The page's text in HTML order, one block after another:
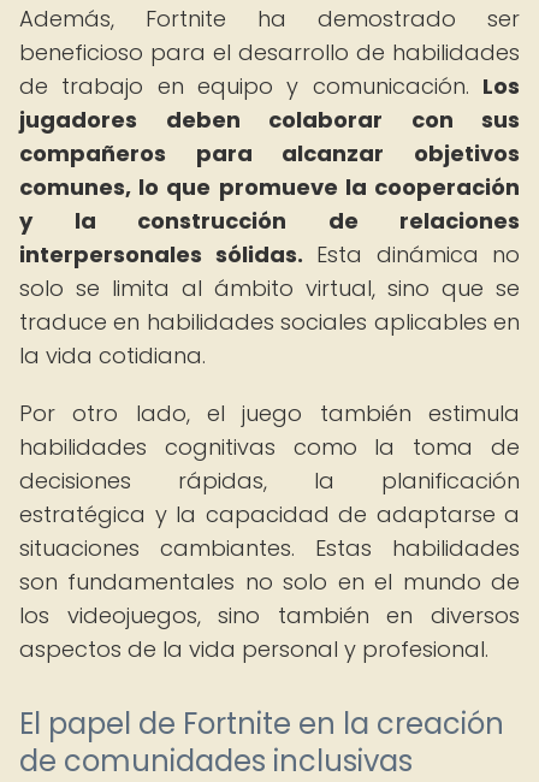
Además, Fortnite ha demostrado ser
beneficioso para el desarrollo de habilidades
de trabajo en equipo y comunicación. Los
jugadores deben colaborar con sus
compañeros para alcanzar objetivos
comunes, lo que promueve la cooperación
y la construcción de relaciones
interpersonales sólidas. Esta dinámica no
solo se limita al ámbito virtual, sino que se
traduce en habilidades sociales aplicables en
la vida cotidiana.
Por otro lado, el juego también estimula
habilidades cognitivas como la toma de
decisiones rápidas, la planificación
estratégica y la capacidad de adaptarse a
situaciones cambiantes. Estas habilidades
son fundamentales no solo en el mundo de
los videojuegos, sino también en diversos
aspectos de la vida personal y profesional.
El papel de Fortnite en la creación
de comunidades inclusivas